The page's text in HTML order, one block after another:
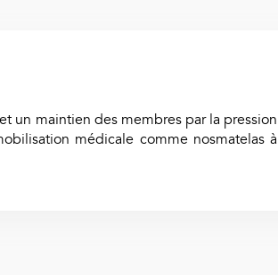
un maintien des membres par la pression
médicale comme nosmatelas à